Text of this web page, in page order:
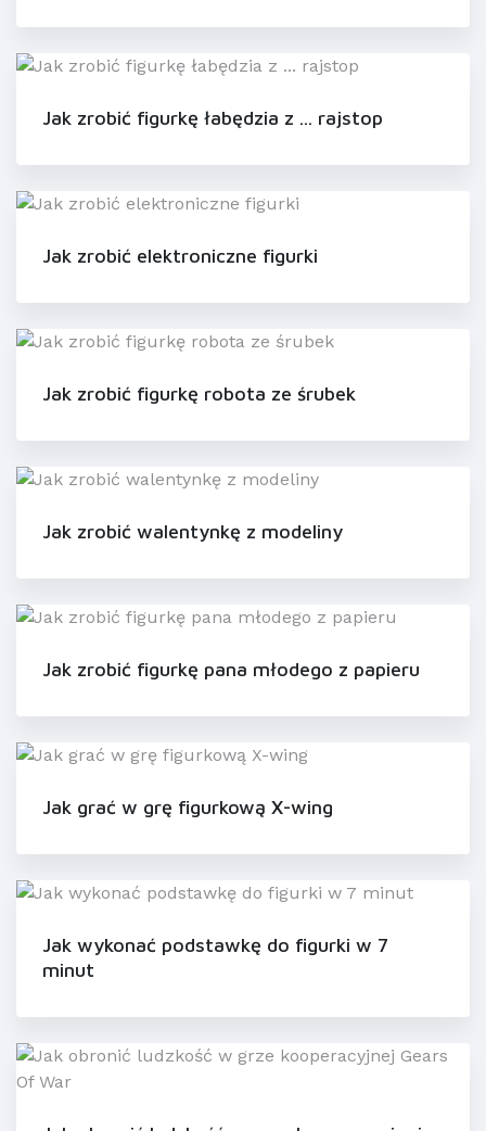
Jak zrobić figurkę łabędzia z ... rajstop
Jak zrobić elektroniczne figurki
Jak zrobić figurkę robota ze śrubek
Jak zrobić walentynkę z modeliny
Jak zrobić figurkę pana młodego z papieru
Jak grać w grę figurkową X-wing
Jak wykonać podstawkę do figurki w 7
minut